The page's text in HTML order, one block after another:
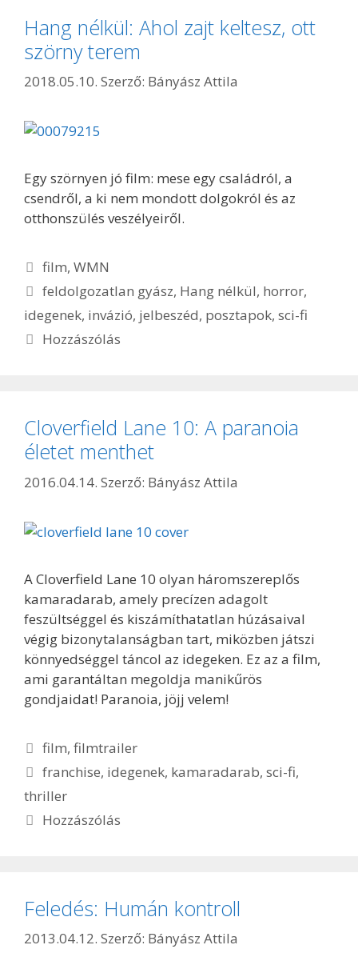
Hang nélkül: Ahol zajt keltesz, ott
szörny terem
2018.05.10. Szerző: Bányász Attila
Egy szörnyen jó film: mese egy családról, a
csendről, a ki nem mondott dolgokról és az
otthonszülés veszélyeiről.
Kategória
film,WMN
Címkék
feldolgozatlan gyász, Hang nélkül, horror,
idegenek, invázió, jelbeszéd, posztapok, sci-fi
Hozzászólás
Cloverfield Lane 10: A paranoia
életet menthet
2016.04.14. Szerző: Bányász Attila
A Cloverfield Lane 10 olyan háromszereplős
kamaradarab, amely precízen adagolt
feszültséggel és kiszámíthatatlan húzásaival
végig bizonytalanságban tart, miközben játszi
könnyedséggel táncol az idegeken. Ez az a film,
ami garantáltan megoldja manikűrös
gondjaidat! Paranoia, jöjj velem!
Kategória
film,filmtrailer
Címkék
franchise, idegenek, kamaradarab,sci-fi,
thriller
Hozzászólás
Feledés: Humán kontroll
2013.04.12. Szerző: Bányász Attila